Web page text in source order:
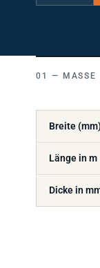
MASSE
Breite (mm)
Länge in m
Dicke in mm